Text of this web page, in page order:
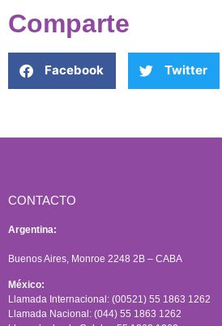
Comparte
Facebook Twitter
CONTACTO
Argentina:
Buenos Aires, Monroe 2248 2B – CABA
México:
Llamada Internacional: (00521) 55 1863 1262
Llamada Nacional: (044) 55 1863 1262